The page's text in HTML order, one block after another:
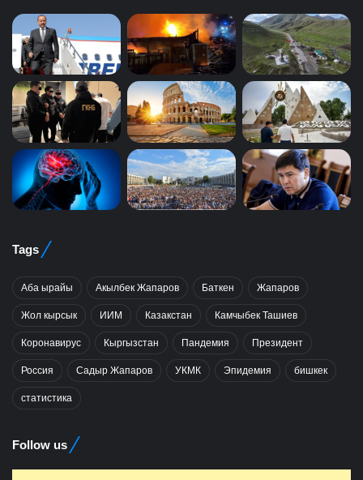
Tags
Аба ырайы Акылбек Жапаров Баткен Жапаров
Жол кырсык ИИМ Казакстан Камчыбек Ташиев
Коронавирус Кыргызстан Пандемия Президент
Россия Садыр Жапаров УКМК Эпидемия бишкек
статистика
Follow us